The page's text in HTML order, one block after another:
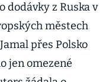
dodávky z Ruska v
městech
přes Polsko
jen omezené